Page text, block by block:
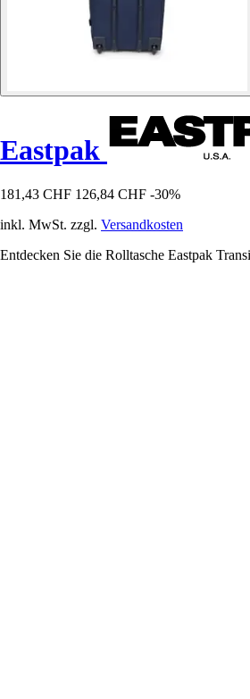
Eastpak
181,43 CHF 126,84 CHF -30%
inkl. MwSt. zzgl. Versandkosten
Entdecken Sie die Rolltasche Eastpak